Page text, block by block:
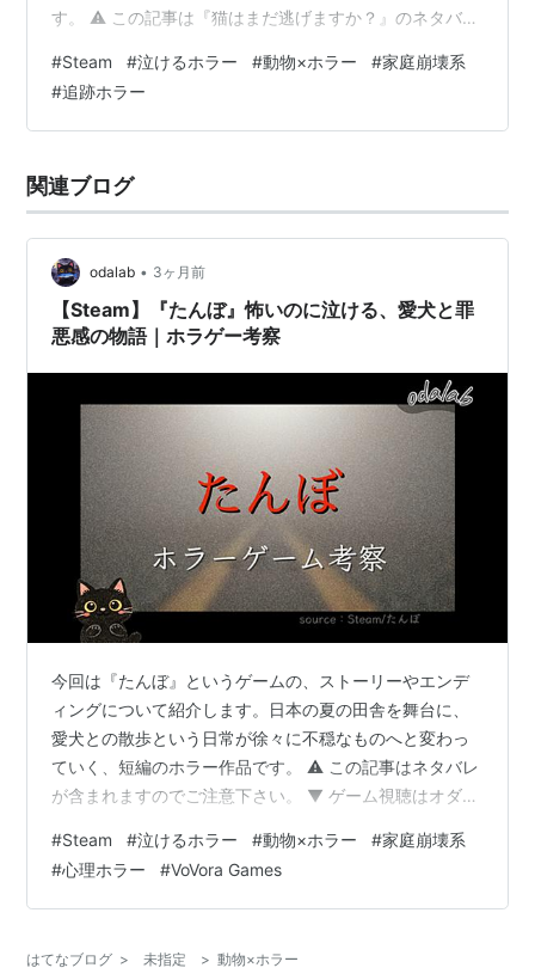
す。 ⚠️ この記事は『猫はまだ逃げますか？』のネタバレ
さんの実況動画がオススメ！
https://m.youtube.com/watch?
v=3JIw2DNOnLE&pp=ygUb44G-
怖さ 静かな田舎の雰囲気がありながら、逃げ場のない古
民家の中で追われる恐怖と、…
#Steam #泣けるホラー #動物×ホラー #家庭崩壊系
#追跡ホラー
関連ブログ
odalab • 3ヶ月前
【Steam】『たんぼ』怖いのに泣ける、愛犬と罪
悪感の物語｜ホラゲー考察
今回は『たんぼ』というゲームの、ストーリーやエンデ
ィングについて紹介します。日本の夏の田舎を舞台に、
愛犬との散歩という日常が徐々に不穏なものへと変わっ
ていく、短編のホラー作品です。 ⚠️ この記事はネタバレ
が含まれますのでご注意下さい。 ▼ ゲーム視聴はオダケ
https://m.youtube.com/watch?
v=EDdkhUbuwDw&pp=ygUW44Gf44KT44G8IOOCquO
DgOOCseODsw%3D%3D&ra=m 本ページにはプロモー
違和感が積み重なっていく構成で、シンプルながら…
#Steam #泣けるホラー #動物×ホラー #家庭崩壊系
#心理ホラー #VoVora Games
はてなブログ > 未指定 > 動物×ホラー